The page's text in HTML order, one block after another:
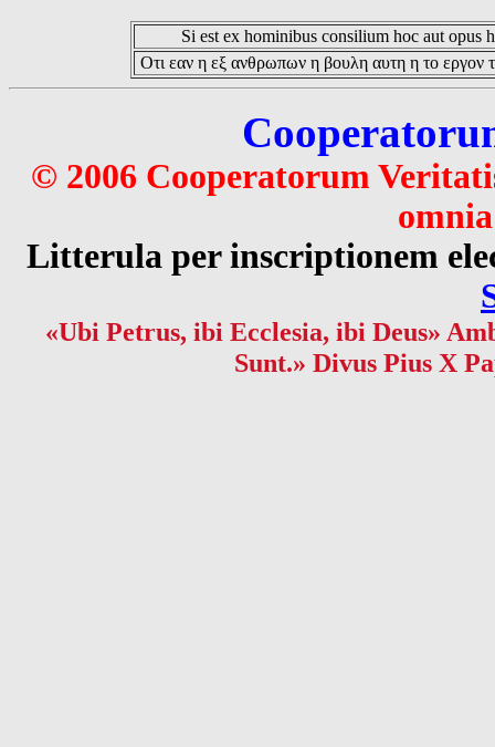
Si est ex hominibus consilium hoc aut opus
Οτι εαν η εξ ανθρωπων η βουλη αυτη η το εργον
© 2006 Cooperatorum
Litterula per inscriptionem
«Ubi Petrus, ibi Ecclesia, ibi Deus»
Sunt.» Divus Pius X